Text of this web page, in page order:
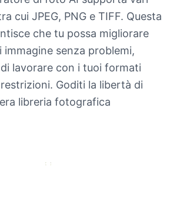
cui JPEG, PNG e TIFF. Questa
che tu possa migliorare
immagine senza problemi,
lavorare con i tuoi formati
Goditi la libertà di
libreria fotografica